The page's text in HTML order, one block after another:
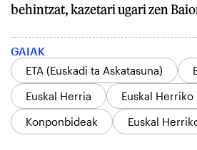
behintzat, kazetari ugari zen
GAIAK
ETA (Euskadi ta Askatasuna)
Euskal Herria
Euskal
Konponbideak
Euskal